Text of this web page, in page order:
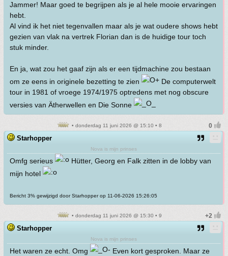
Jammer! Maar goed te begrijpen als je al hele mooie ervaringen
hebt.
Al vind ik het niet tegenvallen maar als je wat oudere shows hebt
gezien van vlak na vertrek Florian dan is de huidige tour toch
stuk minder.
En ja, wat zou het gaaf zijn als er een tijdmachine zou bestaan
om ze eens in originele bezetting te zien
De computerwelt
tour in 1981 of vroege 1974/1975 optredens met nog obscure
versies van Ätherwellen en Die Sonne
• donderdag 11 juni 2026 @ 15:10 • 8
Starhopper
Nova is mijn prinses
Omfg serieus
Hütter, Georg en Falk zitten in de lobby van
mijn hotel
Bericht 3% gewijzigd door Starhopper op 11-06-2026 15:26:05
• donderdag 11 juni 2026 @ 15:30 • 9
Starhopper
Nova is mijn prinses
Het waren ze echt. Omg
Even kort gesproken. Maar ze